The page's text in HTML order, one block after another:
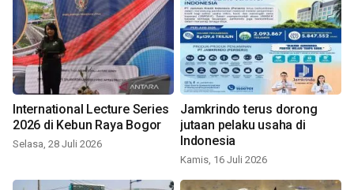
International Lecture Series
2026 di Kebun Raya Bogor
Selasa, 28 Juli 2026
Jamkrindo terus dorong
jutaan pelaku usaha di
Indonesia
Kamis, 16 Juli 2026